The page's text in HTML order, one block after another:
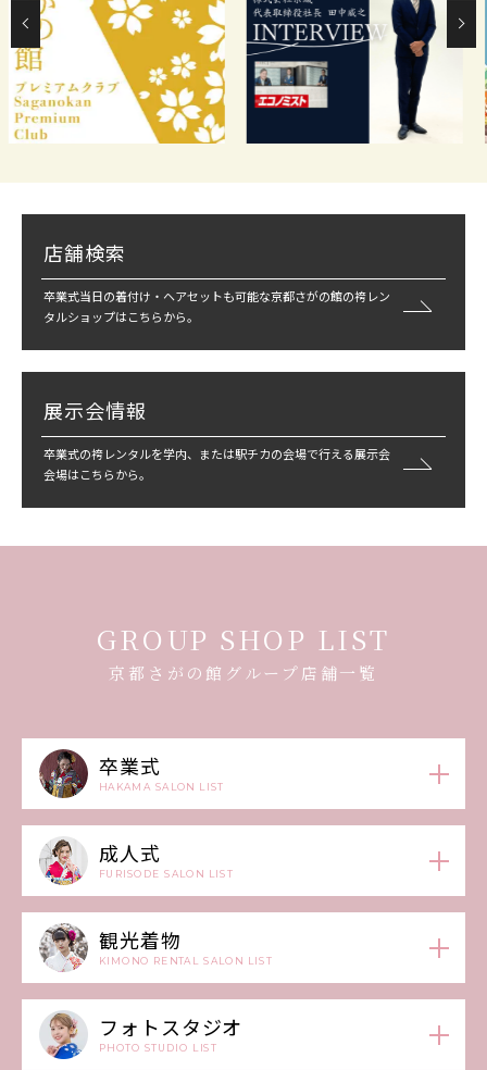
店舗検索
卒業式当日の着付け・ヘアセットも可能な京都さがの館の袴レン
タルショップはこちらから。
展示会情報
卒業式の袴レンタルを学内、または駅チカの会場で行える展示会
会場はこちらから。
GROUP SHOP LIST
京都さがの館グループ店舗一覧
卒業式
HAKAMA SALON LIST
成人式
FURISODE SALON LIST
観光着物
KIMONO RENTAL SALON LIST
フォトスタジオ
PHOTO STUDIO LIST